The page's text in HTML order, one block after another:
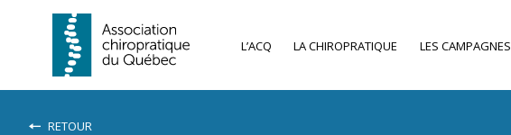
L’ACQ LA CHIROPRATIQUE LES CAMPAGNES
RETOUR